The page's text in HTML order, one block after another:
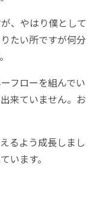
、やはり僕として
たい所ですが何分
フローを組んでい
来ていません。お
るよう成長しまし
います。